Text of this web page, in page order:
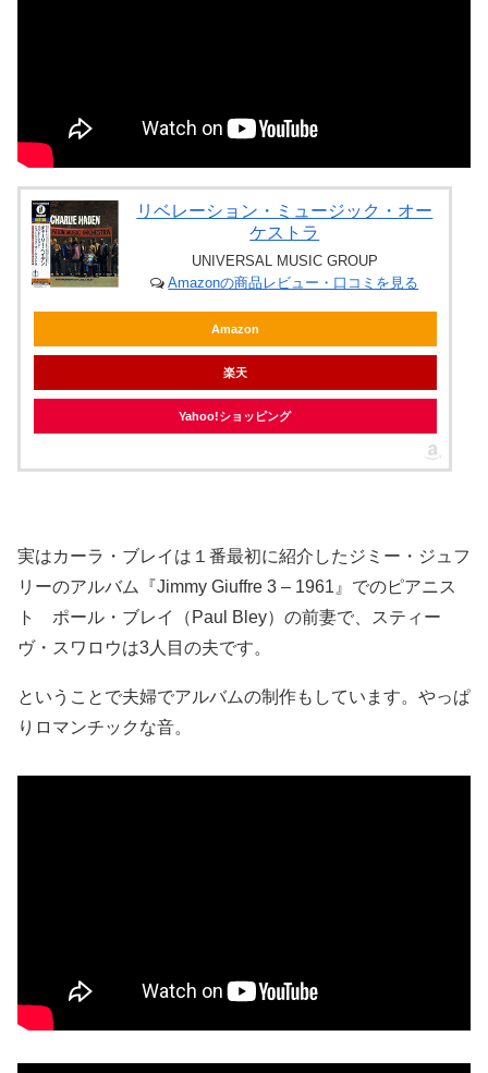
リベレーション・ミュージック・オー
ケストラ
UNIVERSAL MUSIC GROUP
Amazonの商品レビュー・口コミを見る
Amazon
楽天
Yahoo!ショッピング
実はカーラ・ブレイは１番最初に紹介した ジミー・ジュフ
リーのアルバム『Jimmy Giuffre 3 – 1961 』でのピアニス
ト ポール・ブレイ（Paul Bley）の前妻で、スティー
ヴ・スワロウは3人目の夫です。
ということで夫婦でアルバムの制作もしています。やっぱ
りロマンチックな音。